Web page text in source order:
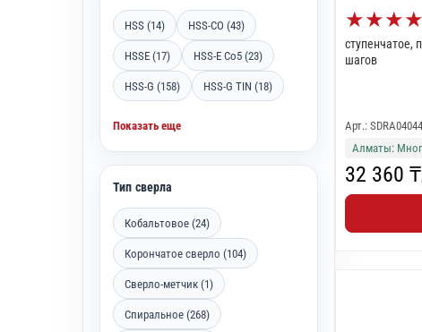
HSS (14) HSS-CO (43)
HSSE (17) HSS-E Co5 (23)
HSS-G (158) HSS-G TIN (18)
Показать еще
Тип сверла
Кобальтовое (24)
Корончатое сверло (104)
Сверло-метчик (1)
Спиральное (268)
★★★★
ступенчатое,
шагов
Арт.:
Алматы:
32 360 ₸